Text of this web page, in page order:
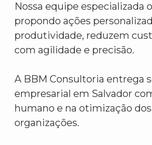
Nossa equipe
propondo ações
produtividade, reduzem
com agilidade e precisão.
A BBM Consultoria entrega
empresarial em Salvador
humano e na otimização
organizações.